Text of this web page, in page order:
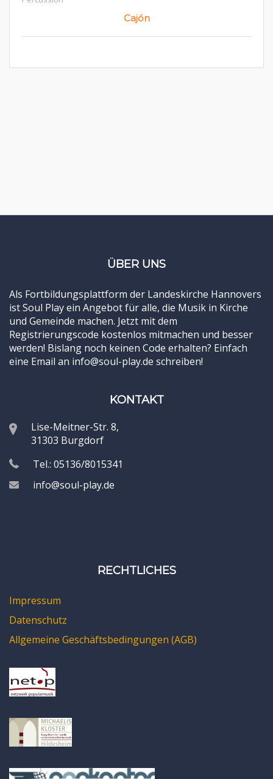
Cajón
ÜBER UNS
Als Fortbildungsplattform der Landeskirche Hannovers
ist Soul Play ein Angebot für alle, die Musik in Kirche
und Gemeinde machen. Jetzt mit dem
Registrierungscode kostenlos mitmachen und besser
werden! Bislang noch keinen Code erhalten? Einfach
eine Email an info@soul-play.de schreiben!
KONTAKT
Lise-Meitner-Str. 8,
31303 Burgdorf
Tel.: 05136/8015341
info@soul-play.de
RECHTLICHES
Impressum
Datenschutz
Allgemeine Geschäftsbedingungen (AGB)